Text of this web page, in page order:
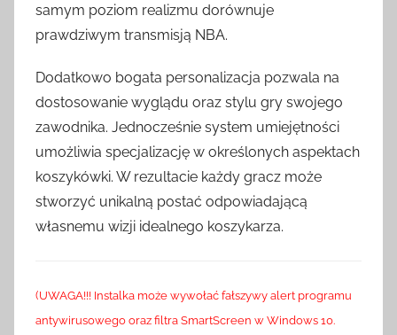
samym poziom realizmu dorównuje
prawdziwym transmisją NBA.
Dodatkowo bogata personalizacja pozwala na
dostosowanie wyglądu oraz stylu gry swojego
zawodnika. Jednocześnie system umiejętności
umożliwia specjalizację w określonych aspektach
koszykówki. W rezultacie każdy gracz może
stworzyć unikalną postać odpowiadającą
własnemu wizji idealnego koszykarza.
(UWAGA!!! Instalka może wywołać fałszywy alert programu
antywirusowego oraz filtra SmartScreen w Windows 10.